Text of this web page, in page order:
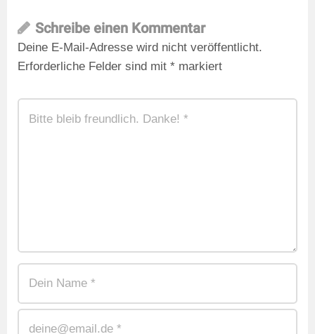
Schreibe einen Kommentar
Deine E-Mail-Adresse wird nicht veröffentlicht.
Erforderliche Felder sind mit * markiert